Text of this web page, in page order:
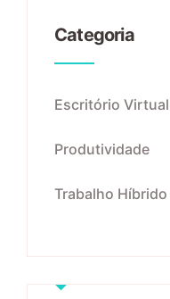
Categoria
Escritório Virtual
Produtividade
Trabalho Híbrido